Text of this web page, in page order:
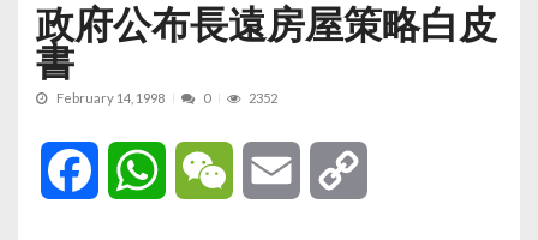
政府公布長遠房屋策略白皮
書
February 14, 1998 0 2352
Facebook WhatsAppWeChat Email